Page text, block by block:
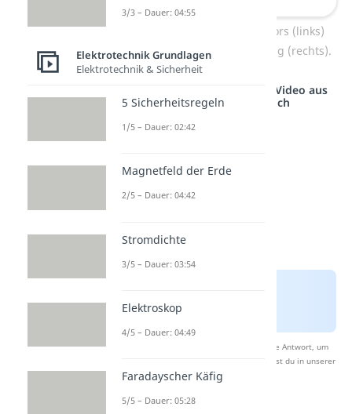
Aufbau eines NPN Transistors (links)
und Darstellung als Schaltung (rechts).
Studyflix vernetzt: Hier ein Video aus
einem anderen Bereich
Nach Beantwortung speichern wir deine Antwort, um
Studyflix zu verbessern. Mehr dazu erfährst du in unserer
Datenschutzerklärung
3/3 – Dauer: 04:55
Elektrotechnik Grundlagen
Elektrotechnik & Sicherheit
5 Sicherheitsregeln
1/5 – Dauer: 02:42
Magnetfeld der Erde
2/5 – Dauer: 04:42
Stromdichte
3/5 – Dauer: 03:54
Elektroskop
4/5 – Dauer: 04:49
Faradayscher Käfig
5/5 – Dauer: 05:28